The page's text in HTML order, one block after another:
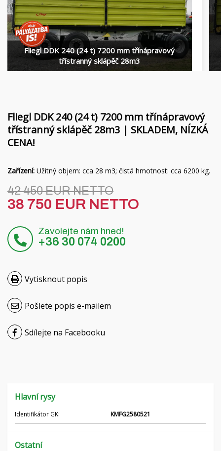
Pracovní nástroje Quivogne
Půdní stroje LETÁK-LEKO
Postřikovače KERTITOX
Kariéra
O nás
Blog
Magyar
Deutsch
Română
Hrvatski
Русский
српски
Fliegl DDK 240 (24 t) 7200 mm třínápravový
třístranný sklápěč 28m3
Fliegl DDK 240 (24 t) 7200 mm třínápravový
třístranný sklápěč 28m3 | SKLADEM, NÍZKÁ
CENA!
Zařízení: Užitný objem: cca 28 m3; čistá hmotnost: cca 6200 kg.
42 450 EUR NETTO
38 750 EUR NETTO
Zavolejte nám hned!
+36 30 074 0200
Vytisknout popis
Pošlete popis e-mailem
Sdílejte na Facebooku
Hlavní rysy
Identifikátor GK: KMFG2580521
Ostatní